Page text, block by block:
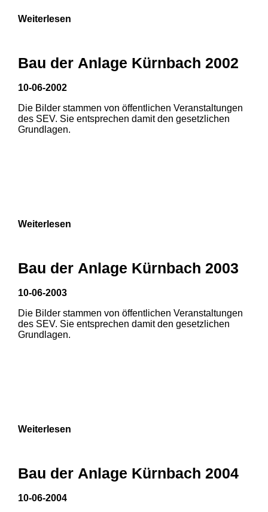
3
Weiterlesen
Bau der Anlage Kürnbach 2002
10-06-2002
Die Bilder stammen von öffentlichen Veranstaltungen
des SEV. Sie entsprechen damit den gesetzlichen
Grundlagen.
Weiterlesen
Bau der Anlage Kürnbach 2003
10-06-2003
Die Bilder stammen von öffentlichen Veranstaltungen
des SEV. Sie entsprechen damit den gesetzlichen
Grundlagen.
Weiterlesen
Bau der Anlage Kürnbach 2004
10-06-2004